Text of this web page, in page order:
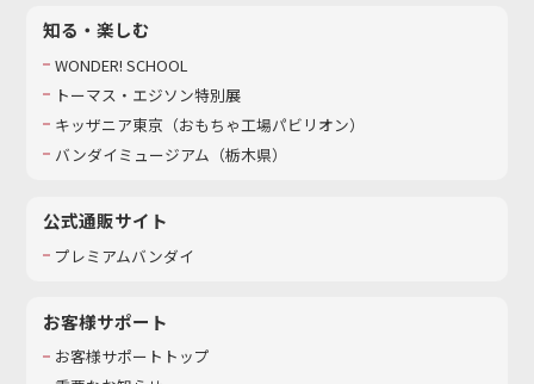
知る・楽しむ
WONDER! SCHOOL
トーマス・エジソン特別展
キッザニア東京（おもちゃ工場パビリオン）​
バンダイミュージアム（栃木県）
公式通販サイト
プレミアムバンダイ
お客様サポート
お客様サポートトップ